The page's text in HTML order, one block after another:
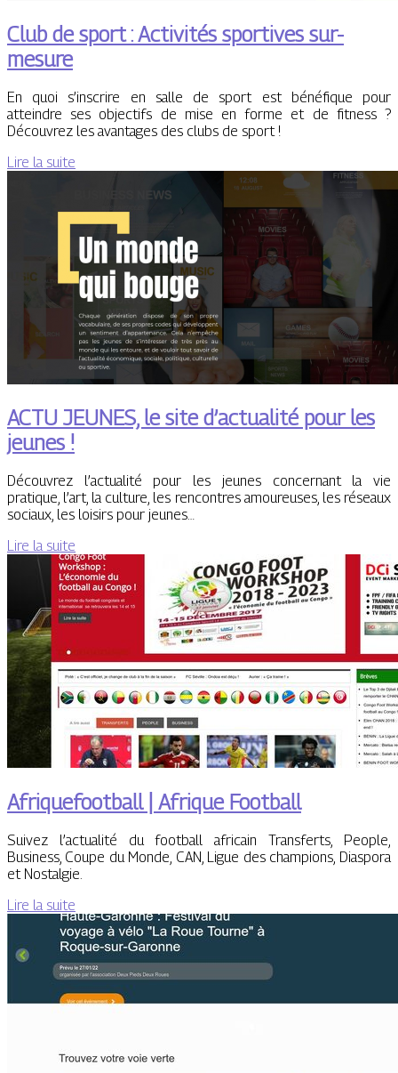
Club de sport : Activités sportives sur-
mesure
En quoi s’inscrire en salle de sport est bénéfique pour
atteindre ses objectifs de mise en forme et de fitness ?
Découvrez les avantages des clubs de sport !
Lire la suite
ACTU JEUNES, le site d’actualité pour les
jeunes !
Découvrez l’actualité pour les jeunes concernant la vie
pratique, l’art, la culture, les rencontres amoureuses, les réseaux
sociaux, les loisirs pour jeunes…
Lire la suite
Afri­quefoot­ball | Afrique Football
Suivez l’actualité du football africain Transferts, People,
Business, Coupe du Monde, CAN, Ligue des champions, Diaspora
et Nostalgie.
Lire la suite